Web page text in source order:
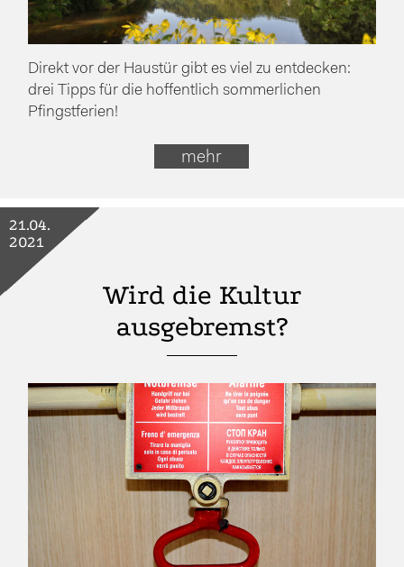
Direkt vor der Haustür gibt es viel zu entdecken:
drei Tipps für die hoffentlich sommerlichen
Pfingstferien!
mehr
Wird die Kultur
ausgebremst?
21.04.
2021